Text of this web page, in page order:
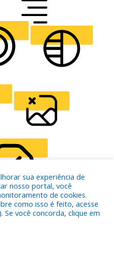
ALIGN TEXT
HIDE IMAGES
sua experiência de
nosso portal, você
de cookies.
como isso é feito, acesse
). Se você concorda, clique em